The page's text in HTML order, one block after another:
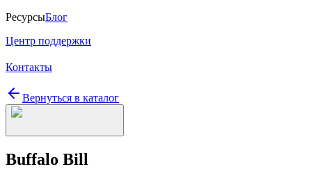
РесурсыБлог
Центр поддержки
Контакты
Вернуться в каталог
Buffalo Bill